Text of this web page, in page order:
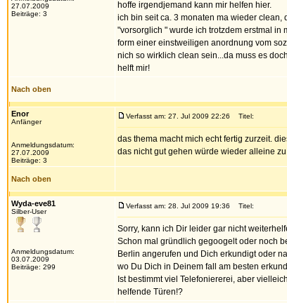
27.07.2009
Beiträge: 3
hoffe irgendjemand kann mir helfen hier.
ich bin seit ca. 3 monaten ma wieder
"vorsorglich " wurde ich trotzdem erstmal
form einer einstweiligen anordnung vom
nich so wirklich clean sein...da muss es
helft mir!
Nach oben
Enor
Anfänger
Anmeldungsdatum:
27.07.2009
Beiträge: 3
Verfasst am: 27. Jul 2009 22:26 Titel:
das thema macht mich echt fertig zurzeit.
das nicht gut gehen würde wieder alleine
Nach oben
Wyda-eve81
Silber-User
Anmeldungsdatum:
03.07.2009
Beiträge: 299
Verfasst am: 28. Jul 2009 19:36 Titel:
Sorry, kann ich Dir leider gar nicht
Schon mal gründlich gegoogelt oder noch
Berlin angerufen und Dich erkundigt oder
wo Du Dich in Deinem fall am besten
Ist bestimmt viel Telefoniererei, aber
helfende Türen!?